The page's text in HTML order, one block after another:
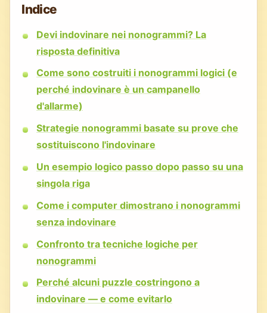
Indice
Devi indovinare nei nonogrammi? La
risposta definitiva
Come sono costruiti i nonogrammi logici (e
perché indovinare è un campanello
d'allarme)
Strategie nonogrammi basate su prove che
sostituiscono l'indovinare
Un esempio logico passo dopo passo su una
singola riga
Come i computer dimostrano i nonogrammi
senza indovinare
Confronto tra tecniche logiche per
nonogrammi
Perché alcuni puzzle costringono a
indovinare — e come evitarlo